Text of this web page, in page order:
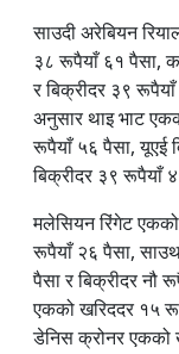
इतिहासको
खोलाको
मेडिकल
रोल्पाको
साउदी अरेबियन
३८ रूपैयाँ ६१ पैसा,
र बिक्रीदर ३९
अनुसार थाइ भाट
रूपैयाँ ५६ पैसा, यूएई
बिक्रीदर ३९ रूपैयाँ
मलेसियन रिंगेट
रूपैयाँ २६ पैसा,
पैसा र बिक्रीदर नौ
एकको खरिददर १५
डेनिस क्रोनर एकको